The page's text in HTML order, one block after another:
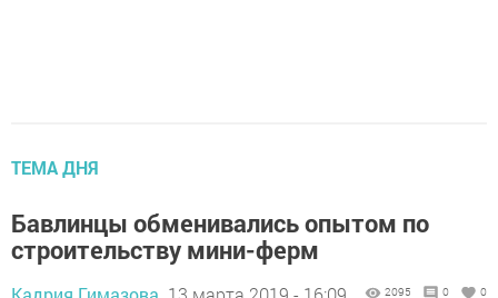
ТЕМА ДНЯ
Бавлинцы обменивались опытом по
строительству мини-ферм
2095 0 0